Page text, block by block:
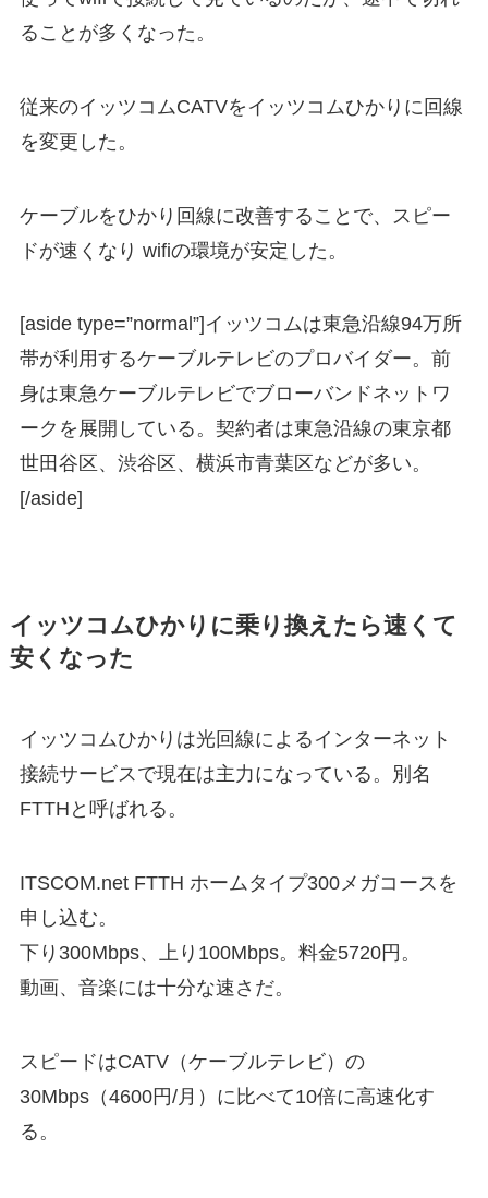
ることが多くなった。
従来のイッツコムCATVをイッツコムひかりに回線
を変更した。
ケーブルをひかり回線に改善することで、スピー
ドが速くなり wifiの環境が安定した。
[aside type=”normal”]イッツコムは東急沿線94万所
帯が利用するケーブルテレビのプロバイダー。前
身は東急ケーブルテレビでブローバンドネットワ
ークを展開している。契約者は東急沿線の東京都
世田谷区、渋谷区、横浜市青葉区などが多い。
[/aside]
イッツコムひかりに乗り換えたら速くて
安くなった
イッツコムひかりは光回線によるインターネット
接続サービスで現在は主力になっている。別名
FTTHと呼ばれる。
ITSCOM.net FTTH ホームタイプ300メガコースを
申し込む。
下り300Mbps、上り100Mbps。料金5720円。
動画、音楽には十分な速さだ。
スピードはCATV（ケーブルテレビ）の
30Mbps（4600円/月）に比べて10倍に高速化す
る。